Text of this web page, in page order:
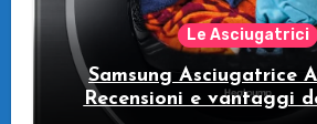
Le Asciugatrici
Samsung Asciugatrice
Recensioni e vantaggi